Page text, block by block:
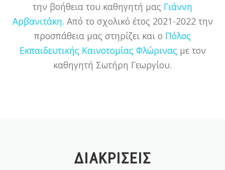
την βοήθεια του καθηγητή μας Γιάννη
Αρβανιτάκη. Από το σχολικό έτος 2021-2022 την
προσπάθεια μας στηρίζει και ο Πόλος
Εκπαιδευτικής Καινοτομίας Φλώρινας με τον
καθηγητή Σωτήρη Γεωργίου.
ΔΙΑΚΡΊΣΕΙΣ